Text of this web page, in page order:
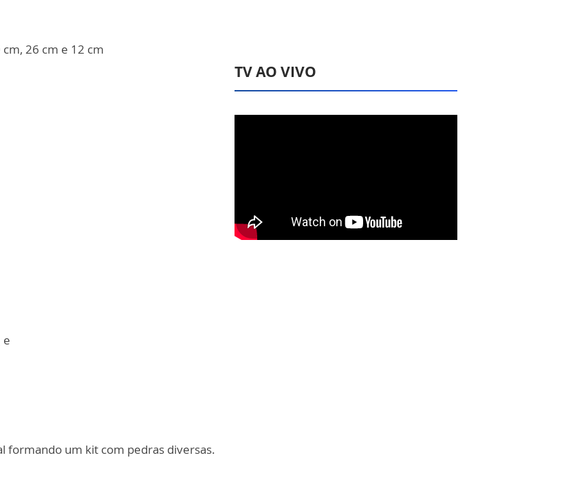
26 cm e 12 cm
e
formando um kit com pedras diversas.
TV AO VIVO